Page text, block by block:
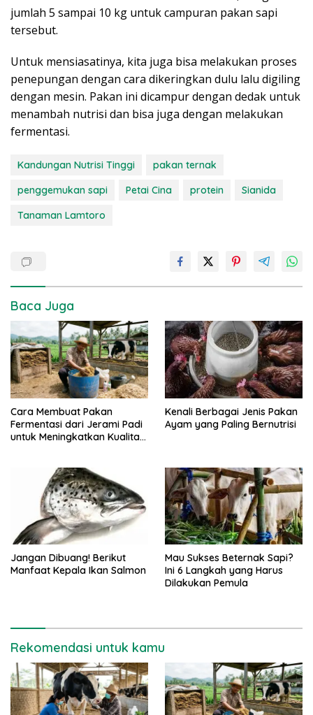
jumlah 5 sampai 10 kg untuk campuran pakan sapi
tersebut.
Untuk mensiasatinya, kita juga bisa melakukan proses
penepungan dengan cara dikeringkan dulu lalu digiling
dengan mesin. Pakan ini dicampur dengan dedak untuk
menambah nutrisi dan bisa juga dengan melakukan
fermentasi.
Kandungan Nutrisi Tinggi
pakan ternak
penggemukan sapi
Petai Cina protein
Sianida
Tanaman Lamtoro
Baca Juga
Cara Membuat Pakan
Fermentasi dari Jerami Padi
untuk Meningkatkan Kualitas
Kenali Berbagai Jenis Pakan
Ayam yang Paling Bernutrisi
Jangan Dibuang! Berikut
Manfaat Kepala Ikan Salmon
Mau Sukses Beternak Sapi?
Ini 6 Langkah yang Harus
Dilakukan Pemula
Rekomendasi untuk kamu